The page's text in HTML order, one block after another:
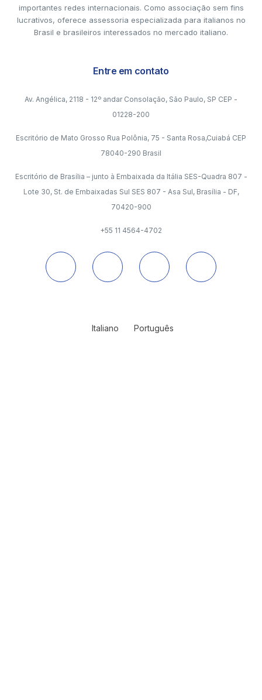
importantes redes internacionais. Como associação sem fins
lucrativos, oferece assessoria especializada para italianos no
Brasil e brasileiros interessados no mercado italiano.
Entre em contato
Av. Angélica, 2118 - 12º andar Consolação, São Paulo, SP CEP -
01228-200
Escritório de Mato Grosso Rua Polônia, 75 - Santa Rosa,Cuiabá CEP
78040-290 Brasil
Escritório de Brasília – junto à Embaixada da Itália SES-Quadra 807 -
Lote 30, St. de Embaixadas Sul SES 807 - Asa Sul, Brasília - DF,
70420-900
+55 11 4564-4702
Italiano Português